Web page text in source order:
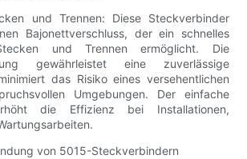
und Trennen: Diese Steckverbinder
Bajonettverschluss, der ein schnelles
und Trennen ermöglicht. Die
gewährleistet eine zuverlässige
das Risiko eines versehentlichen
Umgebungen. Der einfache
die Effizienz bei Installationen,
von 5015-Steckverbindern